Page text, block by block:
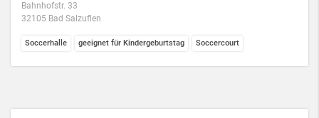
Bahnhofstr. 33
32105 Bad Salzuflen
Soccerhalle geeignet für Kindergeburtstag Soccercourt